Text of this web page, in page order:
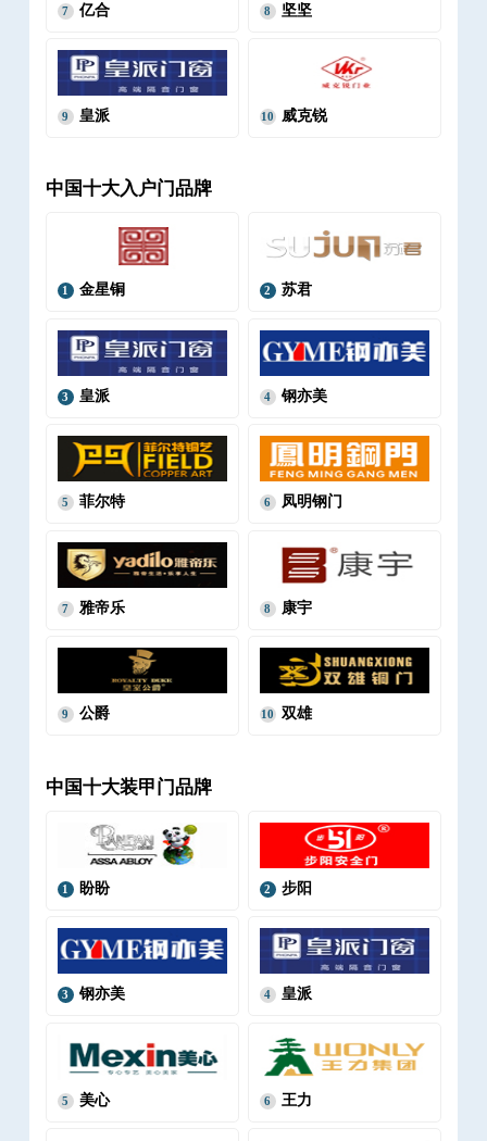
7 亿合 8 坚坚
9 皇派 10 威克锐
中国十大入户门品牌
1 金星铜 2 苏君
3 皇派 4 钢亦美
5 菲尔特 6 凤明钢门
7 雅帝乐 8 康宇
9 公爵 10 双雄
中国十大装甲门品牌
1 盼盼 2 步阳
3 钢亦美 4 皇派
5 美心 6 王力